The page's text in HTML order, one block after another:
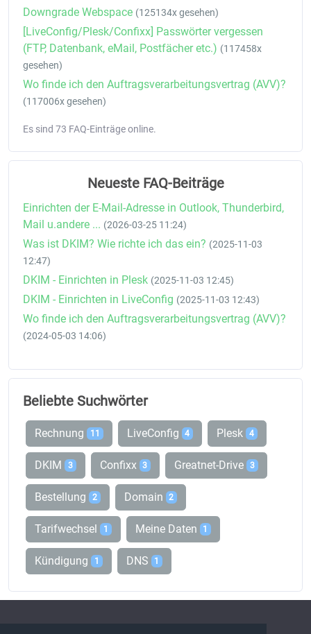
Downgrade Webspace (125134x gesehen)
[LiveConfig/Plesk/Confixx] Passwörter vergessen
(FTP, Datenbank, eMail, Postfächer etc.) (117458x
gesehen)
Wo finde ich den Auftragsverarbeitungsvertrag (AVV)?
(117006x gesehen)
Es sind 73 FAQ-Einträge online.
Neueste FAQ-Beiträge
Einrichten der E-Mail-Adresse in Outlook, Thunderbird,
Mail u.andere ... (2026-03-25 11:24)
Was ist DKIM? Wie richte ich das ein? (2025-11-03
12:47)
DKIM - Einrichten in Plesk (2025-11-03 12:45)
DKIM - Einrichten in LiveConfig (2025-11-03 12:43)
Wo finde ich den Auftragsverarbeitungsvertrag (AVV)?
(2024-05-03 14:06)
Beliebte Suchwörter
Rechnung 11 LiveConfig 4 Plesk 4
DKIM 3 Confixx 3 Greatnet-Drive 3
Bestellung 2 Domain 2
Tarifwechsel 1 Meine Daten 1
Kündigung 1 DNS 1